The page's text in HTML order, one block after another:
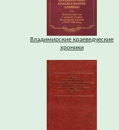
Владимирские краеведческие
хроники